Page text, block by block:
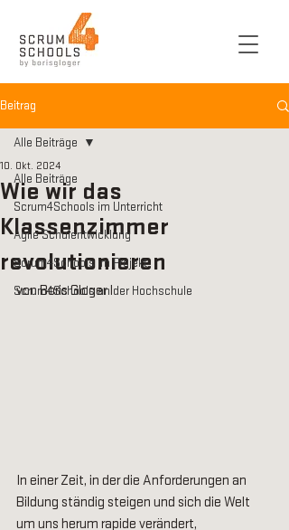
Beitrag
Alle Beiträge
Scrum4Schools im Unterricht
Agile Schulentwicklung
Scrum4Schools im Projekt
Scrum4Schools an der Hochschule
Alle Beiträge
Wie wir das
Klassenzimmer
revolutionieren
10. Okt. 2024
von Boris Gloger I
In einer Zeit, in der die Anforderungen an
Bildung ständig steigen und sich die Welt
um uns herum rapide verändert,